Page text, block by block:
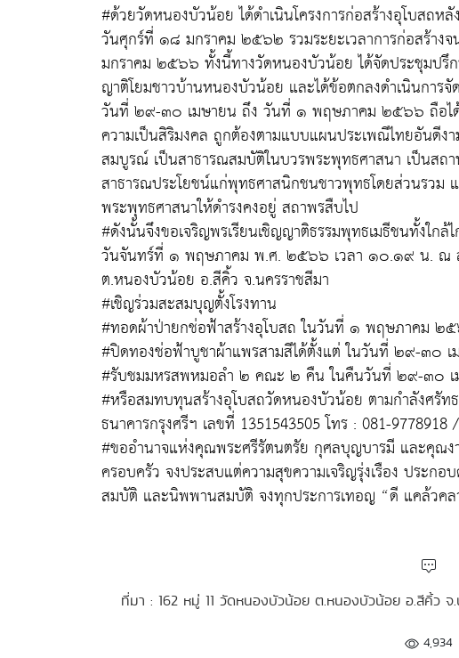
#ด้วยวัดหนองบัวน้อย ได้ดำเนินโครงการก่อสร้างอุโบสถห
วันศุกร์ที่ ๑๘ มกราคม ๒๕๖๒ รวมระยะเวลาการก่อสร้า
มกราคม ๒๕๖๖ ทั้งนี้ทางวัดหนองบัวน้อย ได้จัดประชุมปรึ
ญาติโยมชาวบ้านหนองบัวน้อย และได้ข้อตกลงดำเนินการ
วันที่ ๒๙-๓๐ เมษายน ถึง วันที่ ๑ พฤษภาคม ๒๕๖๖ ถือได้ว่
ความเป็นสิริมงคล ถูกต้องตามแบบแผนประเพณีไทยอันดีง
สมบูรณ์ เป็นสาธารณสมบัติในบวรพระพุทธศาสนา เป็นสถ
สาธารณประโยชน์แก่พุทธศาสนิกชนชาวพุทธโดยส่วนรวม
พระพุทธศาสนาให้ดำรงคงอยู่ สถาพรสืบไป
#ดังนั้นจึงขอเจริญพรเรียนเชิญญาติธรรมพุทธเมธีชนทั้งใก
วันจันทร์ที่ ๑ พฤษภาคม พ.ศ. ๒๕๖๖ เวลา ๑๐.๑๙ น. ณ
ต.หนองบัวน้อย อ.สีคิ้ว จ.นครราชสีมา
#เชิญร่วมสะสมบุญตั้งโรงทาน
#ทอดผ้าป่ายกช่อฟ้าสร้างอุโบสถ ในวันที่ ๑ พฤษภาคม ๒
#ปิดทองช่อฟ้าบูชาผ้าแพรสามสีได้ตั้งแต่ ในวันที่ ๒๙-๓๐
#รับชมมหรสพหมอลำ ๒ คณะ ๒ คืน ในคืนวันที่ ๒๙-๓๐
#หรือสมทบทุนสร้างอุโบสถวัดหนองบัวน้อย ตามกำลังศรั
ธนาคารกรุงศรีฯ เลขที่ 1351543505 โทร : 081-9778918
#ขออำนาจแห่งคุณพระศรีรัตนตรัย กุศลบุญบารมี และคุณ
ครอบครัว จงประสบแต่ความสุขความเจริญรุ่งเรือง ประ
สมบัติ และนิพพานสมบัติ จงทุกประการเทอญ “ดี แคล้วคล
ที่มา : 162 หมู่ 11 วัดหนองบัวน้อย ต.หนองบัวน้อย อ.สีคิ้ว จ
4,934